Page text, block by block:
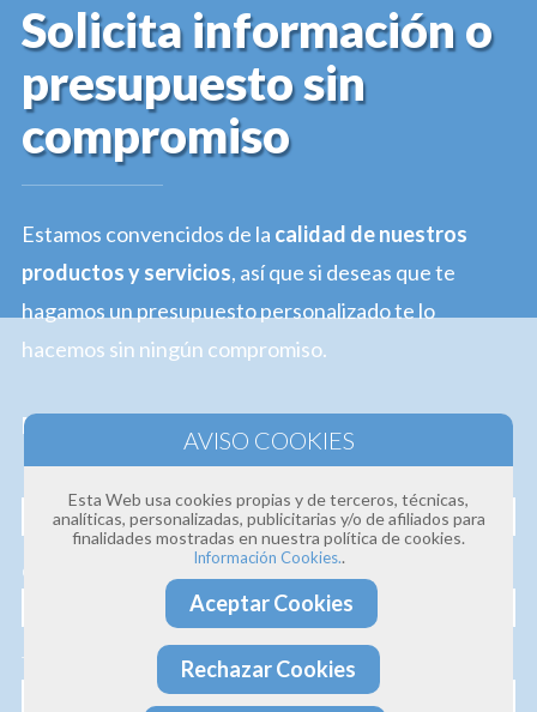
Solicita información o
presupuesto sin
compromiso
Estamos convencidos de la calidad de nuestros
productos y servicios, así que si deseas que te
hagamos un presupuesto personalizado te lo
hacemos sin ningún compromiso.
Profesionalidad · Experiencia · Efectividad
Correo electrónico
Teléfono
Esta Web usa cookies propias y de terceros, técnicas,
analíticas, personalizadas, publicitarias y/o de afiliados para
finalidades mostradas en nuestra política de cookies.
Información Cookies..
Aceptar Cookies
Rechazar Cookies